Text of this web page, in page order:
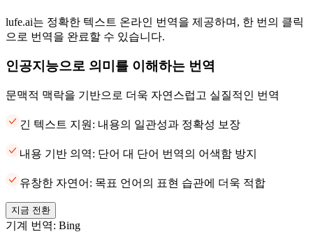
lufe.ai는 정확한 텍스트 온라인 번역을 제공하며, 한 번의 클릭
으로 번역을 완료할 수 있습니다.
인공지능으로 의미를 이해하는 번역
문맥적 맥락을 기반으로 더욱 자연스럽고 실질적인 번역
긴 텍스트 지원: 내용의 일관성과 정확성 보장
내용 기반 의역: 단어 대 단어 번역의 어색함 방지
유창한 자연어: 목표 언어의 표현 습관에 더욱 적합
지금 전환
기계 번역: Bing